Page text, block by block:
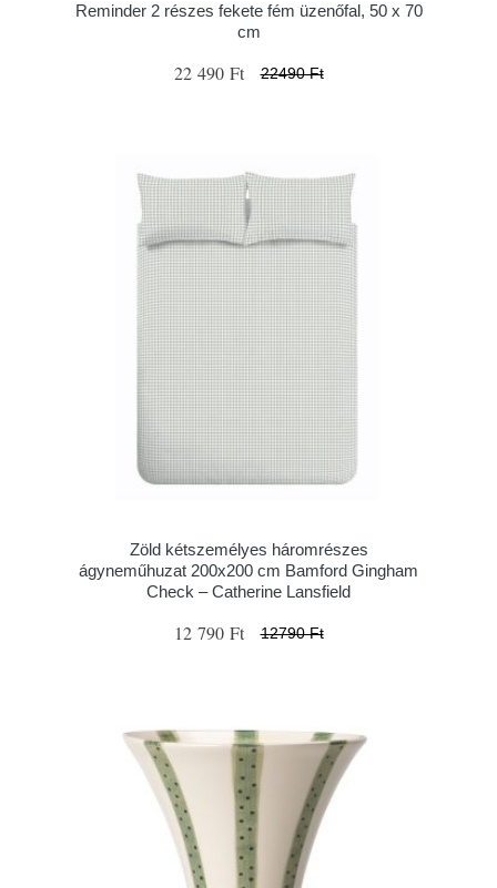
Reminder 2 részes fekete fém üzenőfal, 50 x 70
cm
22 490 Ft 22490 Ft
Zöld kétszemélyes háromrészes
ágyneműhuzat 200x200 cm Bamford Gingham
Check – Catherine Lansfield
12 790 Ft 12790 Ft